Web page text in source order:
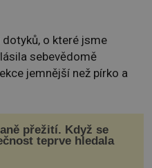
o které jsme
sebevědomě
jemnější než pírko a
přežití. Když se
teprve hledala